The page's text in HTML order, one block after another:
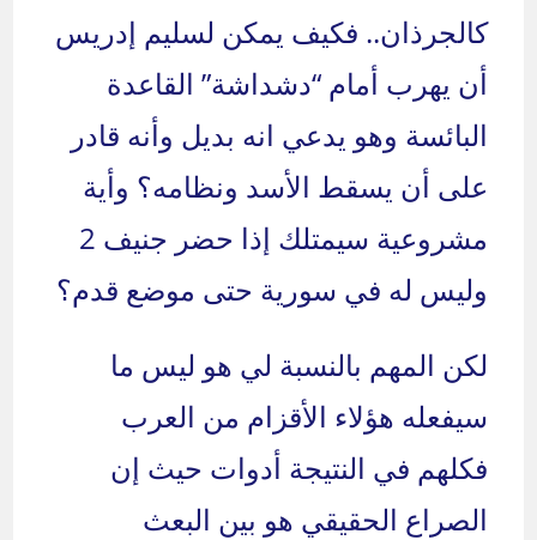
كالجرذان.. فكيف يمكن لسليم إدريس
أن يهرب أمام “دشداشة” القاعدة
البائسة وهو يدعي انه بديل وأنه قادر
على أن يسقط الأسد ونظامه؟ وأية
مشروعية سيمتلك إذا حضر جنيف 2
وليس له في سورية حتى موضع قدم؟
لكن المهم بالنسبة لي هو ليس ما
سيفعله هؤلاء الأقزام من العرب
فكلهم في النتيجة أدوات حيث إن
الصراع الحقيقي هو بين البعث